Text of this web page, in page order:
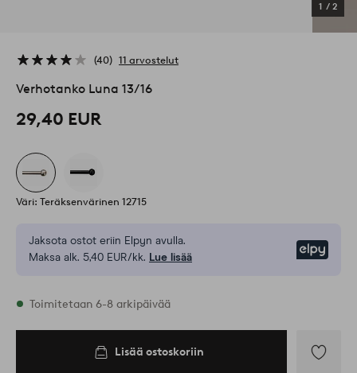
1 / 2
40 11 arvostelut
Verhotanko Luna 13/16
29,40 EUR
Väri: Teräksenvärinen 12715
Jaksota ostot eriin Elpyn avulla.
Maksa alk. 5,40 EUR/kk. Lue lisää
Varastossa
Toimitetaan 6-8 arkipäivää
Lisää ostoskoriin